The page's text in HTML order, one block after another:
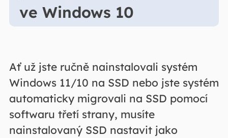
ve Windows 10
Ať už jste ručně nainstalovali systém
Windows 11/10 na SSD nebo jste systém
automaticky migrovali na SSD pomocí
softwaru třetí strany, musíte
nainstalovaný SSD nastavit jako